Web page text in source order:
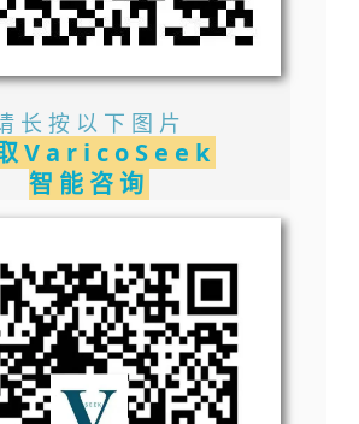
长按以下图片
VaricoSeek
智能咨询